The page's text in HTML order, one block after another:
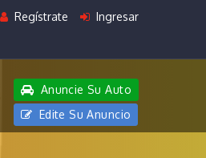
Regístrate Ingresar
Anuncie Su Auto
Edite Su Anuncio